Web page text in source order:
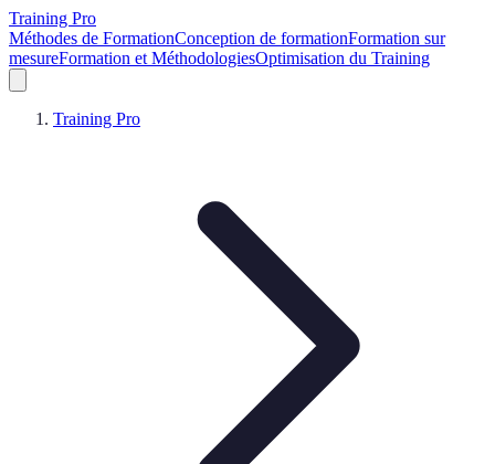
Training Pro
Méthodes de FormationConception de formationFormation sur
mesureFormation et MéthodologiesOptimisation du Training
Training Pro